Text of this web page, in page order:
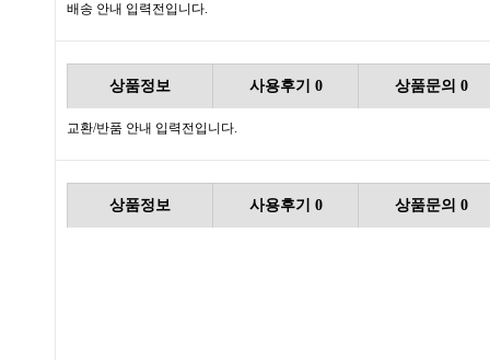
배송 안내 입력전입니다.
상품정보 사용후기 0 상품문의 0
교환/반품 안내 입력전입니다.
상품정보 사용후기 0 상품문의 0